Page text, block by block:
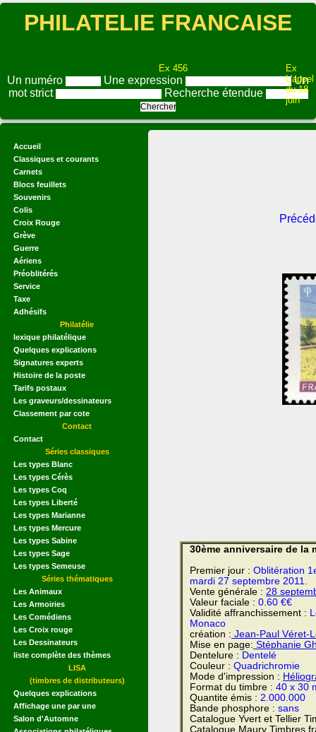
PHILATELIE FRANCAISE
Ex 456
Ex
L'appel
du 18
juin
Un numéro Une expression
Un
mot strict
Recherche étendue
Accueil
Classiques et courants
Carnets
Blocs feuillets
Souvenirs
Colis
Croix Rouge
Grève
Guerre
Aériens
Préoblitérés
Service
Taxe
Adhésifs
Philatélie
lexique philatélique
Quelques explications
Signatures experts
Histoire de la poste
Tarifs postaux
Les graveurs/dessinateurs
Classement par cote
Contact
Contact
Séries classiques
Les types Blanc
Les types Cérès
Les types Coq
Les types Liberté
Les types Marianne
Les types Mercure
Les types Sabine
Les types Sage
Les types Semeuse
Séries thématiques
Les Animaux
Les Armoiries
Les Comédiens
Les Croix rouge
Les Dessinateurs
liste complète des thèmes
LISA
(timbres de distributeurs)
Quelques explications
Affichage une par une
Salon d'Automne
30ème anniversaire de la
Premier jour : Oblitération
mardi 27 septembre 2011.
Vente générale : 28
Valeur faciale : 0.60 €€
Validité affranchissement :
Monaco
création : Jean-Paul Véret-
Mise en page: Stéphanie
Dentelure : Dentelé
Couleur : Quadrichromie
Mode d'impression :
Format du timbre : 40 x 30
Quantite émis : 2.000.000
Bande phosphore : sans
Catalogue Yvert et Tellier
Catalogue Maury Timbres